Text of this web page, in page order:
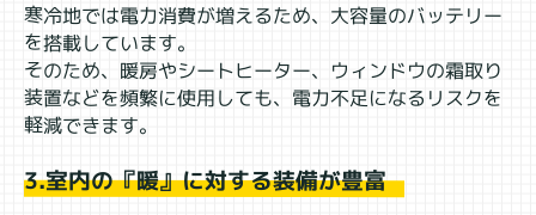
寒冷地では電力消費が増えるため、大容量のバッテリー
を搭載しています。
そのため、暖房やシートヒーター、ウィンドウの霜取り
装置などを頻繁に使用しても、電力不足になるリスクを
軽減できます。
3.室内の『暖』に対する装備が豊富